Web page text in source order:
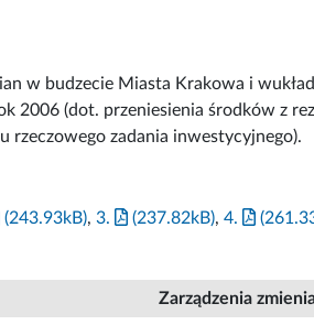
w budzecie Miasta Krakowa i
2006 (dot. przeniesienia środków z
rzeczowego zadania inwestycyjnego).
(243.93kB), 3. (237.82kB), 4.
Zarządzenia